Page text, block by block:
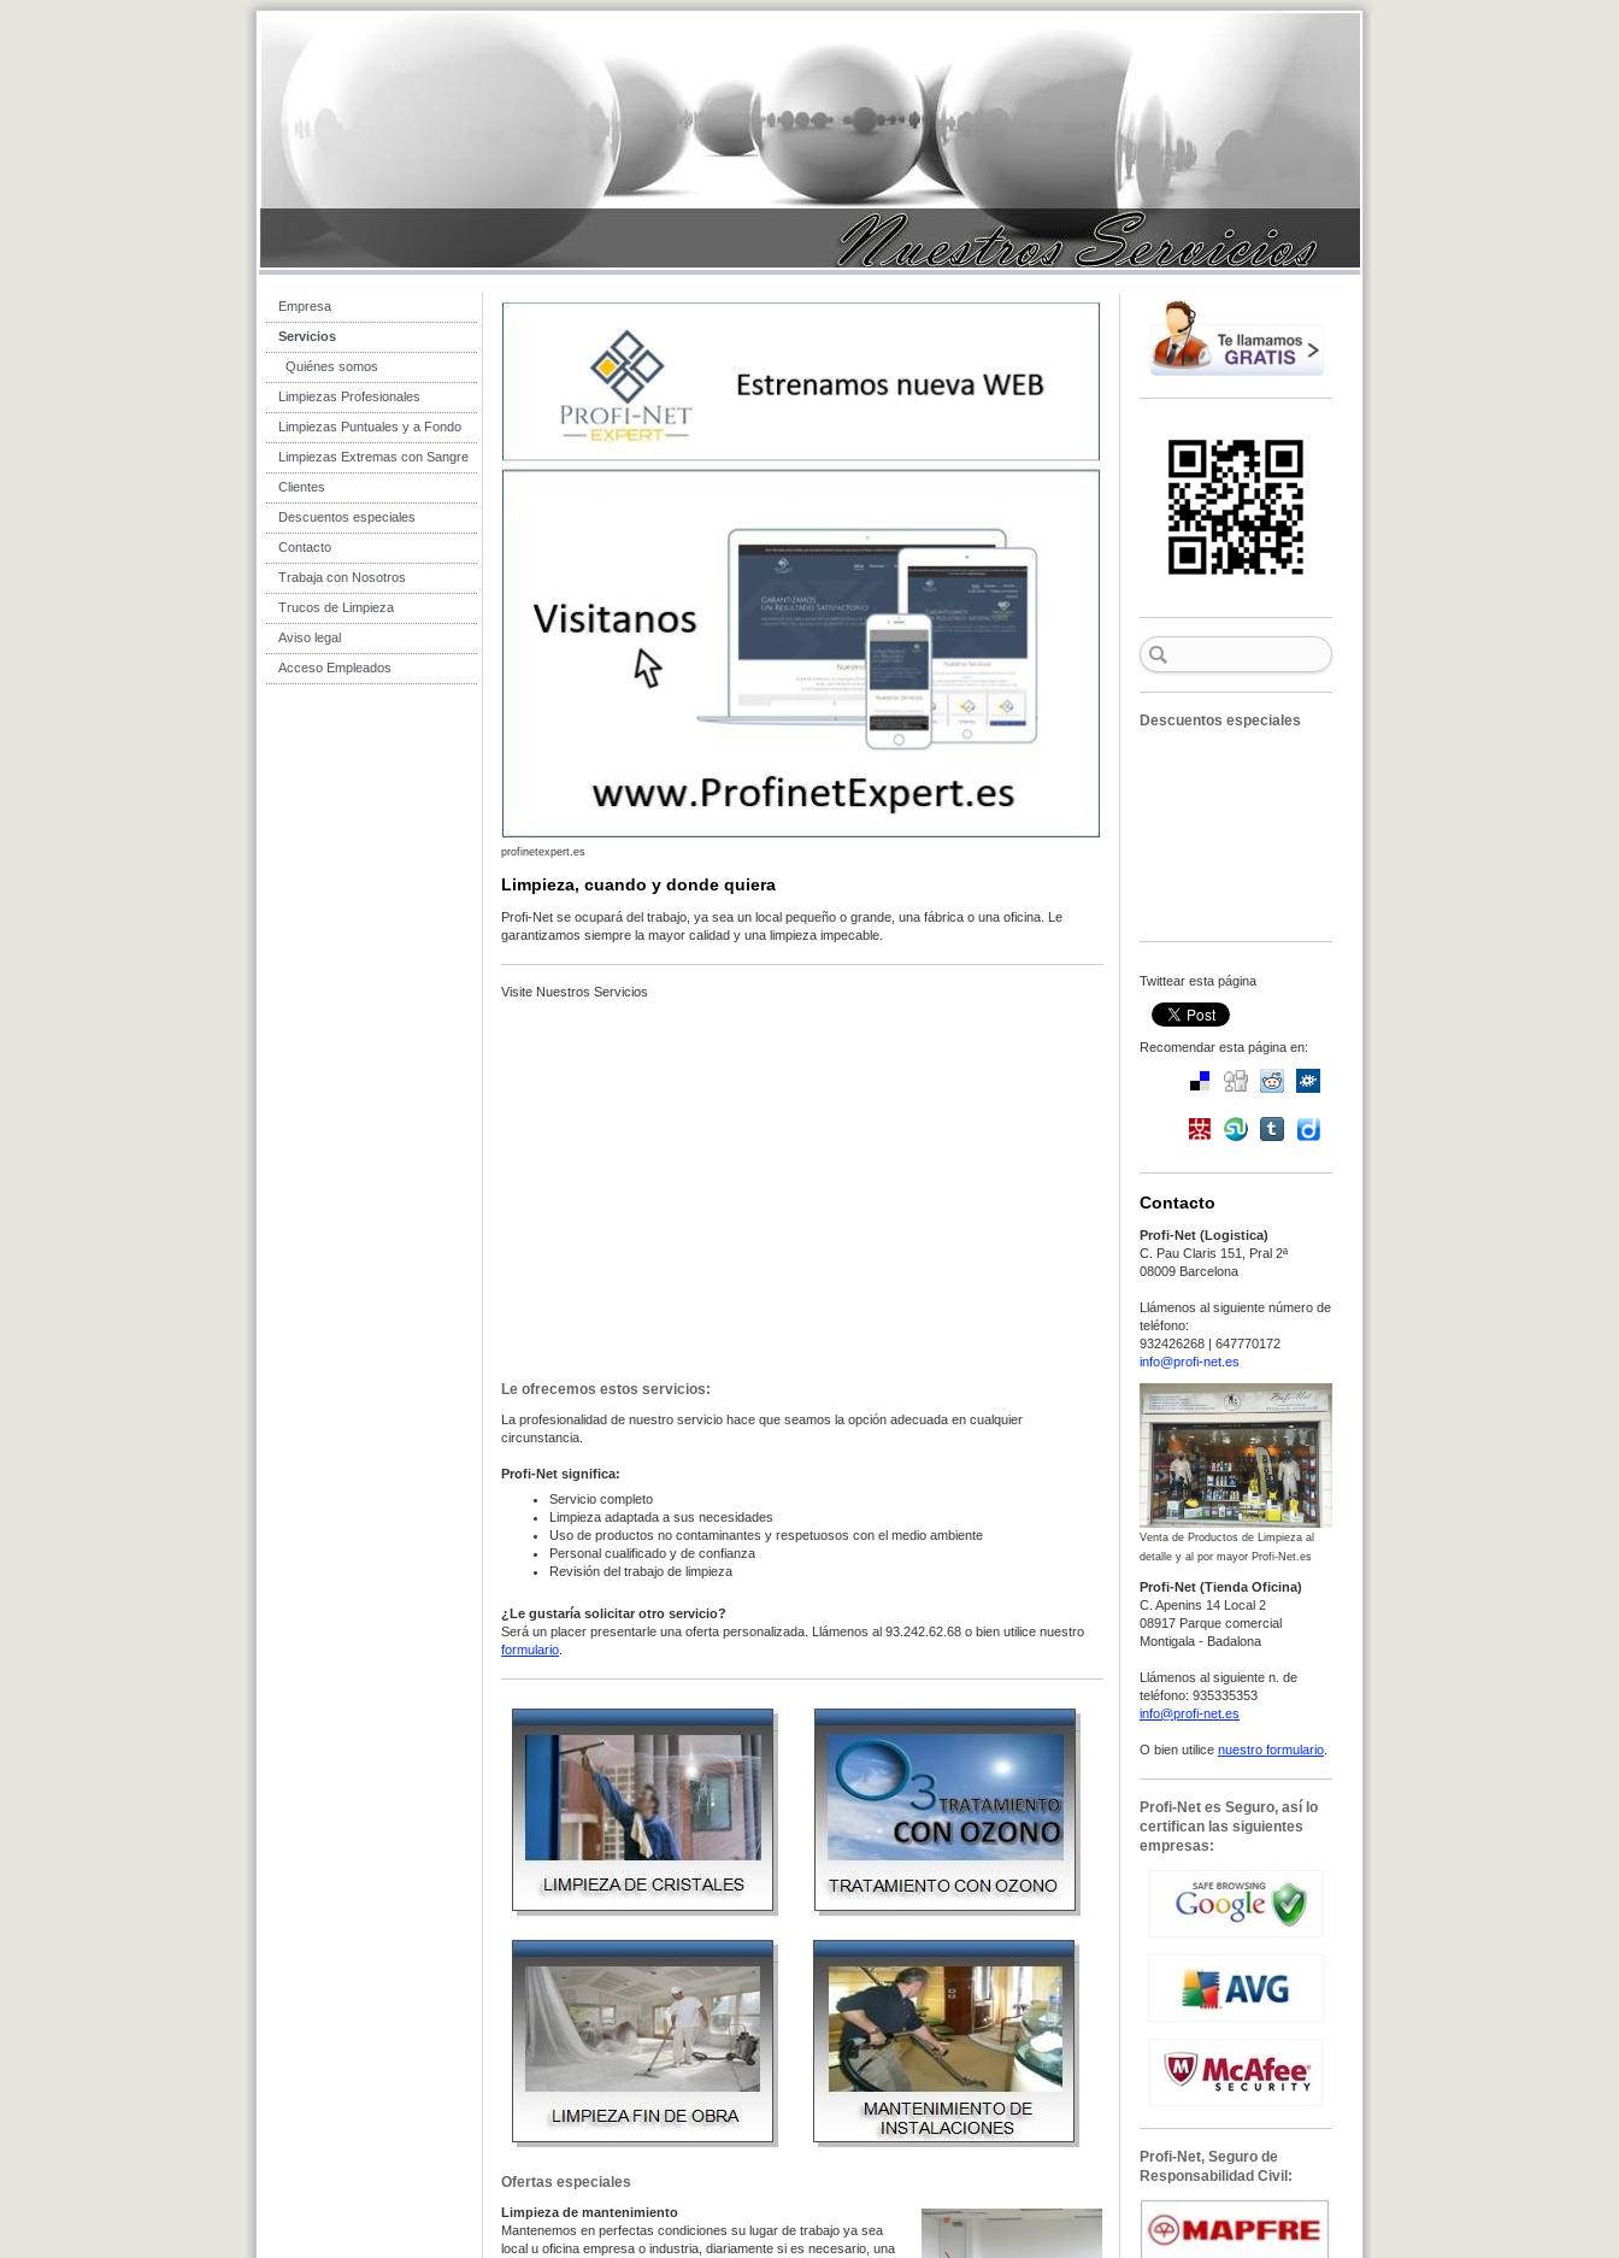
Empresa
Servicios
Quiénes somos
Limpiezas Profesionales
Limpiezas Puntuales y a Fondo
Limpiezas Extremas con Sangre
Clientes
Descuentos especiales
Contacto
Trabaja con Nosotros
Trucos de Limpieza
Aviso legal
Acceso Empleados
profinetexpert.es
Limpieza, cuando y donde quiera
Profi-Net se ocupará del trabajo, ya sea un local pequeño o grande, una fábrica o una oficina. Le
garantizamos siempre la mayor calidad y una limpieza impecable.
Visite Nuestros Servicios
Le ofrecemos estos servicios:
La profesionalidad de nuestro servicio hace que seamos la opción adecuada en cualquier
circunstancia.
Profi-Net significa:
Servicio completo
Limpieza adaptada a sus necesidades
Uso de productos no contaminantes y respetuosos con el medio ambiente
Personal cualificado y de confianza
Revisión del trabajo de limpieza
¿Le gustaría solicitar otro servicio?
Será un placer presentarle una oferta personalizada. Llámenos al 93.242.62.68 o bien utilice nuestro
formulario
Ofertas especiales
Limpieza de mantenimiento
Mantenemos en perfectas condiciones su lugar de trabajo ya sea
local u oficina empresa o industria, diariamente si es necesario, una
Descuentos especiales
Twittear esta página
Recomendar esta página en:
Contacto
Profi-Net (Logistica)
C. Pau Claris 151, Pral 2ª
08009 Barcelona
Llámenos al siguiente número de
teléfono:
932426268 | 647770172
info@profi-net.es
Venta de Productos de Limpieza al
detalle y al por mayor Profi-Net.es
Profi-Net (Tienda Oficina)
C. Apenins 14 Local 2
08917 Parque comercial
Montigala - Badalona
Llámenos al siguiente n. de
teléfono: 935335353
info@profi-net.es
O bien utilice nuestro formulario
Profi-Net es Seguro, así lo
certifican las siguientes
empresas:
Profi-Net, Seguro de
Responsabilidad Civil: